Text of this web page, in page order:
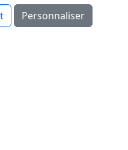
Personnaliser